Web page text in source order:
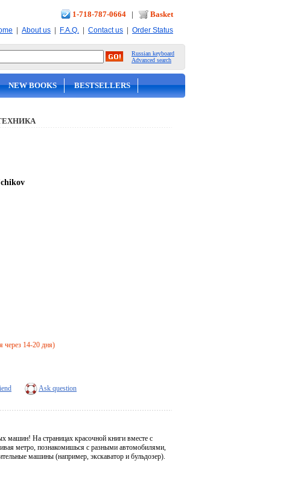
1-718-787-0664 | Basket
| About us | F.A.Q. | Contact us | Order Status
Russian keyboard
Advanced search
NEW BOOKS BESTSELLERS
через 14-20 дня)
Ask question
машин! На страницах красочной книги вместе с
метро, познакомишься с разными автомобилями,
машины (например, экскаватор и бульдозер).